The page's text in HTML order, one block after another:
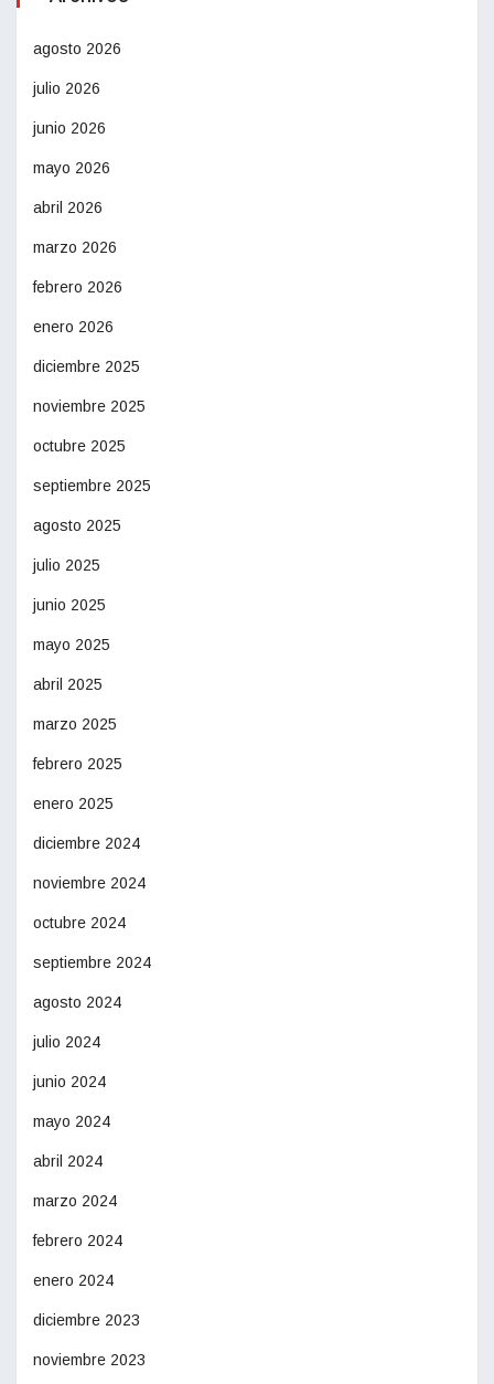
agosto 2026
julio 2026
junio 2026
mayo 2026
abril 2026
marzo 2026
febrero 2026
enero 2026
diciembre 2025
noviembre 2025
octubre 2025
septiembre 2025
agosto 2025
julio 2025
junio 2025
mayo 2025
abril 2025
marzo 2025
febrero 2025
enero 2025
diciembre 2024
noviembre 2024
octubre 2024
septiembre 2024
agosto 2024
julio 2024
junio 2024
mayo 2024
abril 2024
marzo 2024
febrero 2024
enero 2024
diciembre 2023
noviembre 2023